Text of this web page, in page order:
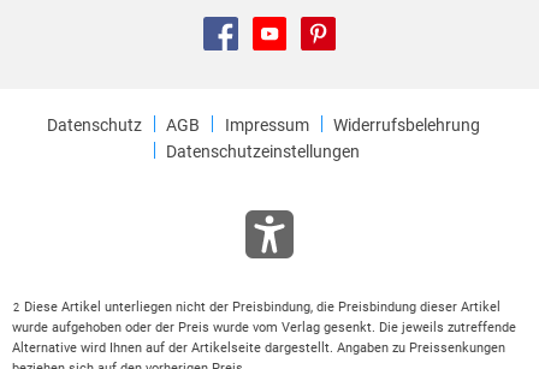
Datenschutz AGB Impressum
Widerrufsbelehrung
Datenschutzeinstellungen
2
Diese Artikel unterliegen nicht der Preisbindung, die Preisbindung dieser Artikel
wurde aufgehoben oder der Preis wurde vom Verlag gesenkt. Die jeweils zutreffende
Alternative wird Ihnen auf der Artikelseite dargestellt. Angaben zu Preissenkungen